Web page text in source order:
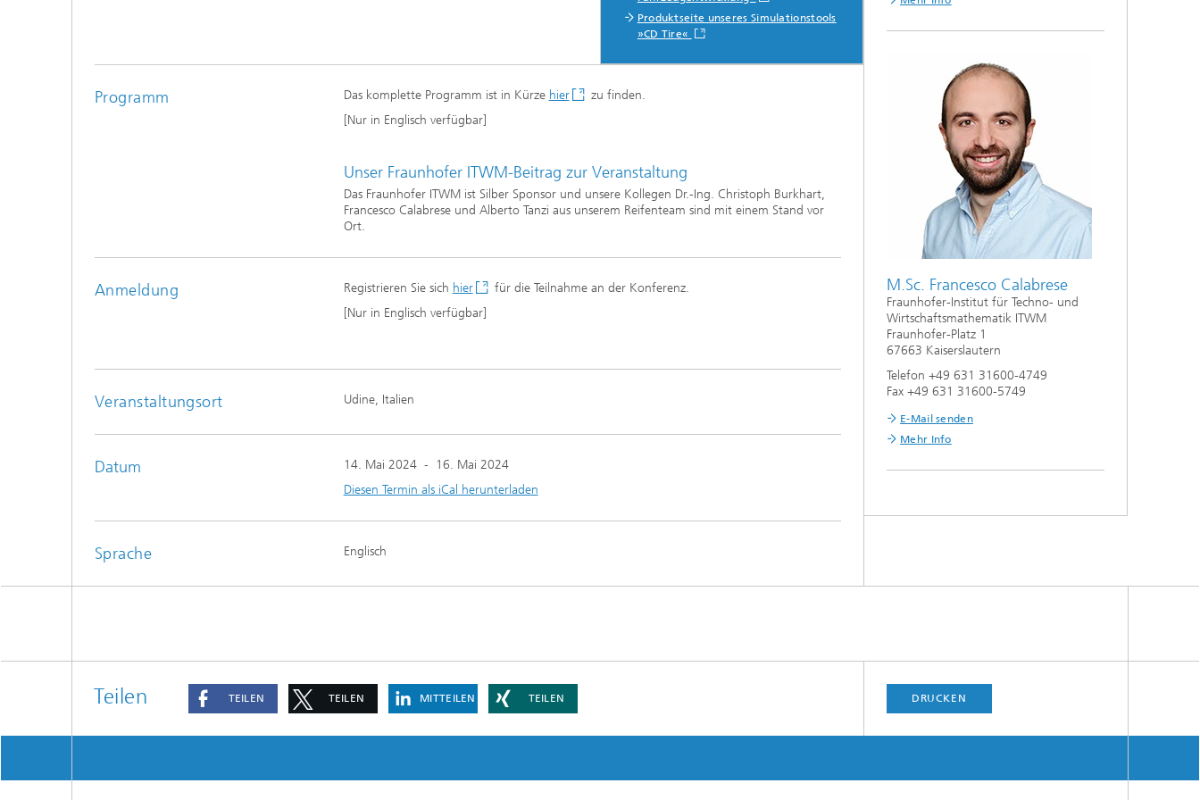
Mikrostrukturanalyse
Transport
Strömungsdynamische Prozesse
modellieren, simulieren und
optimieren
Elektrochemie und Batterien
Flexible Strukturen
simulieren, steuern und regeln
Materialcharakterisierung und -
prüfung
Modellierung, Simulation und
Produktseite unseres Simulationstools
»CD Tire«
Programm Das komplette Programm ist in Kürze hier
zu finden.
[Nur in Englisch verfügbar]
Unser Fraunhofer ITWM-Beitrag zur Veranstaltung
Das Fraunhofer ITWM ist Silber Sponsor und unsere Kollegen Dr.-Ing. Christoph Burkhart,
Francesco Calabrese und Alberto Tanzi aus unserem Reifenteam sind mit einem Stand vor
Ort.
Anmeldung Registrieren Sie sich hier
für die Teilnahme an der Konferenz.
[Nur in Englisch verfügbar]
Veranstaltungsort Udine, Italien
Datum 14. Mai 2024-
16. Mai 2024
Diesen Termin als iCal herunterladen
Sprache Englisch
M.Sc. Francesco Calabrese
Fraunhofer-Institut für Techno- und
Wirtschaftsmathematik ITWM
Fraunhofer-Platz 1
67663 Kaiserslautern
Telefon +49 631 31600-4749
Fax +49 631 31600-5749
E-Mail senden
Mehr Info
Teilen TEILEN TEILEN MITTEILEN TEILEN DRUCKEN